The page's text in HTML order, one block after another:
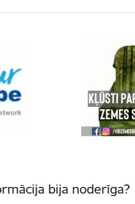
bija noderīga?